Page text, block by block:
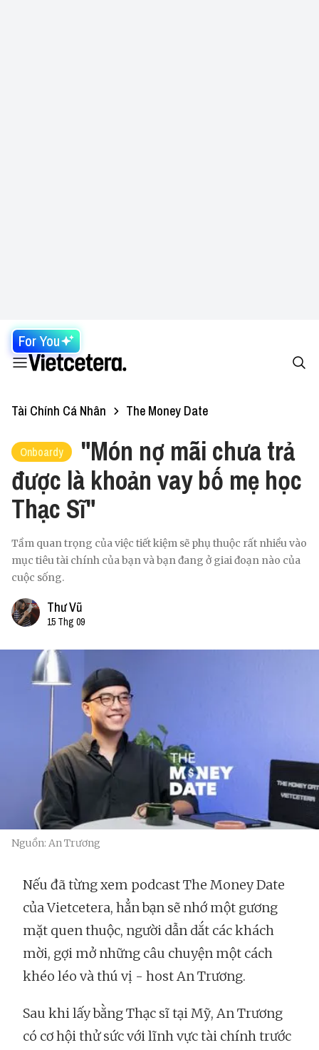
For You
Tài Chính Cá Nhân The Money Date
Onboardy
"Món nợ mãi chưa trả
được là khoản vay bố mẹ học
Thạc Sĩ"
Tầm quan trọng của việc tiết kiệm sẽ phụ thuộc rất nhiều vào
mục tiêu tài chính của bạn và bạn đang ở giai đoạn nào của
cuộc sống.
Thư Vũ
15 Thg 09
Nguồn: An Trương
Nếu đã từng xem podcast The Money Date
của Vietcetera, hẳn bạn sẽ nhớ một gương
mặt quen thuộc, người dẫn dắt các khách
mời, gợi mở những câu chuyện một cách
khéo léo và thú vị - host An Trương.
Sau khi lấy bằng Thạc sĩ tại Mỹ, An Trương
có cơ hội thử sức với lĩnh vực tài chính trước